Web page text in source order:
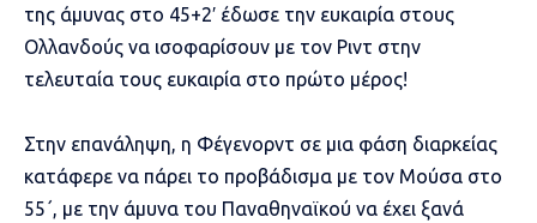
της άμυνας στο 45+2′ έδωσε την ευκαιρία στους
Ολλανδούς να ισοφαρίσουν με τον Ριντ στην
τελευταία τους ευκαιρία στο πρώτο μέρος!
Στην επανάληψη, η Φέγενορντ σε μια φάση διαρκείας
κατάφερε να πάρει το προβάδισμα με τον Μούσα στο
55΄, με την άμυνα του Παναθηναϊκού να έχει ξανά